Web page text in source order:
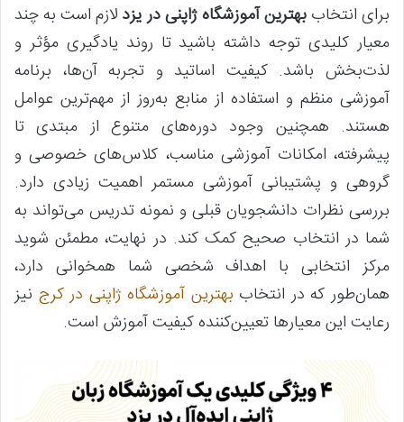
برای انتخاب بهترین آموزشگاه ژاپنی در یزد لازم است به چند
معیار کلیدی توجه داشته باشید تا روند یادگیری مؤثر و
لذت‌بخش باشد. کیفیت اساتید و تجربه آن‌ها، برنامه
آموزشی منظم و استفاده از منابع به‌روز از مهم‌ترین عوامل
هستند. همچنین وجود دوره‌های متنوع از مبتدی تا
پیشرفته، امکانات آموزشی مناسب، کلاس‌های خصوصی و
گروهی و پشتیبانی آموزشی مستمر اهمیت زیادی دارد.
بررسی نظرات دانشجویان قبلی و نمونه تدریس می‌تواند به
شما در انتخاب صحیح کمک کند. در نهایت، مطمئن شوید
مرکز انتخابی با اهداف شخصی شما همخوانی دارد،
همان‌طور که در انتخاب بهترین آموزشگاه ژاپنی در کرج نیز
رعایت این معیارها تعیین‌کننده کیفیت آموزش است.